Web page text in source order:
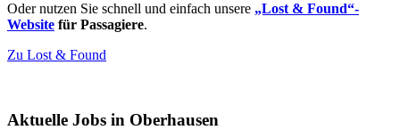
Oder nutzen Sie schnell und einfach unsere „Lost & Found“-
Website für Passagiere.
Zu Lost & Found
Aktuelle Jobs in Oberhausen